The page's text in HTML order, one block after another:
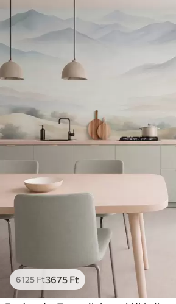
6125Ft3675 Ft